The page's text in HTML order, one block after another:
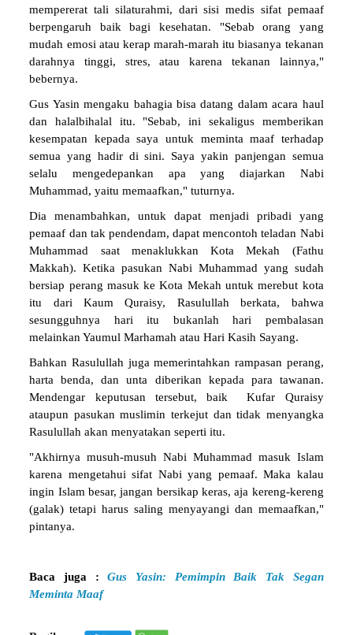
mempererat tali silaturahmi, dari sisi medis sifat pemaaf
berpengaruh baik bagi kesehatan. "Sebab orang yang
mudah emosi atau kerap marah-marah itu biasanya tekanan
darahnya tinggi, stres, atau karena tekanan lainnya,"
bebernya.
Gus Yasin mengaku bahagia bisa datang dalam acara haul
dan halalbihalal itu. "Sebab, ini sekaligus memberikan
kesempatan kepada saya untuk meminta maaf terhadap
semua yang hadir di sini. Saya yakin panjengan semua
selalu mengedepankan apa yang diajarkan Nabi
Muhammad, yaitu memaafkan," tuturnya.
Dia menambahkan, untuk dapat menjadi pribadi yang
pemaaf dan tak pendendam, dapat mencontoh teladan Nabi
Muhammad saat menaklukkan Kota Mekah (Fathu
Makkah). Ketika pasukan Nabi Muhammad yang sudah
bersiap perang masuk ke Kota Mekah untuk merebut kota
itu dari Kaum Quraisy, Rasulullah berkata, bahwa
sesungguhnya hari itu bukanlah hari pembalasan
melainkan Yaumul Marhamah atau Hari Kasih Sayang.
Bahkan Rasulullah juga memerintahkan rampasan perang,
harta benda, dan unta diberikan kepada para tawanan.
Mendengar keputusan tersebut, baik Kufar Quraisy
ataupun pasukan muslimin terkejut dan tidak menyangka
Rasulullah akan menyatakan seperti itu.
"Akhirnya musuh-musuh Nabi Muhammad masuk Islam
karena mengetahui sifat Nabi yang pemaaf. Maka kalau
ingin Islam besar, jangan bersikap keras, aja kereng-kereng
(galak) tetapi harus saling menyayangi dan memaafkan,"
pintanya.
Baca juga :Gus Yasin: Pemimpin Baik Tak Segan
Meminta Maaf